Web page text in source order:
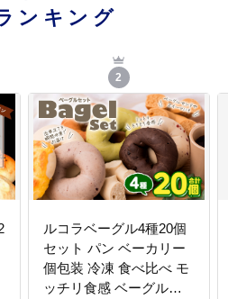
ンキング
2
ルコラベーグル4種20個
セット パン ベーカリー
個包装 冷凍 食べ比べ モ
ッチリ食感 ベーグルサ